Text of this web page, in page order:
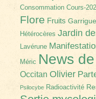
Consommation Cours-
Flore Fruits Garrigue
Hétérocères Jardin
Lavérune
Méric News
Occitan Olivier
Psilocybe Radioactivité